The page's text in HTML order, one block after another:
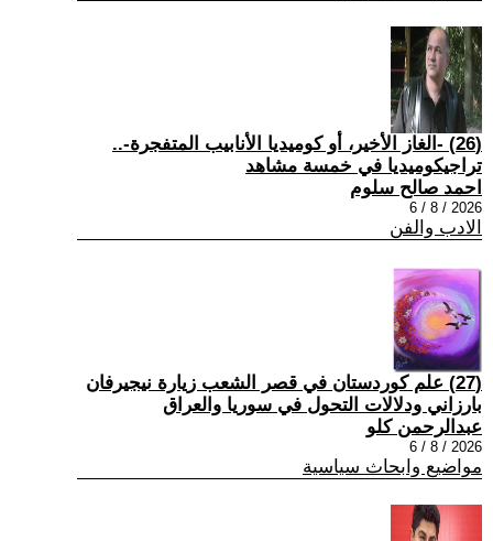
(26) -الغاز الأخير، أو كوميديا الأنابيب المتفجرة-..
تراجيكوميديا في خمسة مشاهد
احمد صالح سلوم
2026 / 8 / 6
الادب والفن
(27) علم كوردستان في قصر الشعب زيارة نيجيرفان
بارزاني ودلالات التحول في سوريا والعراق
عبدالرحمن كلو
2026 / 8 / 6
مواضيع وابحاث سياسية